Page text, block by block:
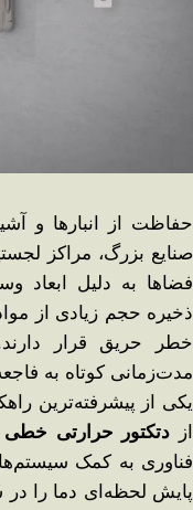
حفاظت از انبارها و
صنایع بزرگ، مراکز
فضاها به دلیل ابعاد
ذخیره حجم زیادی از
خطر حریق قرار
مدت‌زمانی کوتاه به
یکی از پیشرفته‌ترین
از دتکتور حرارتی خطی
پایش لحظه‌ای دما را